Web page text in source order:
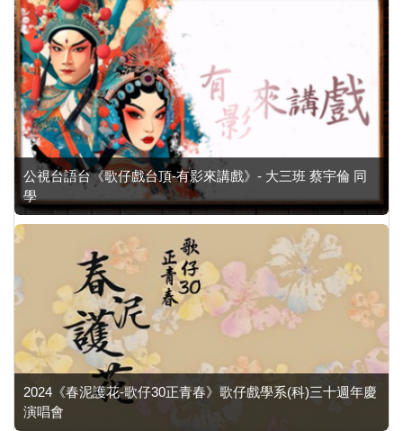
公視台語台《歌仔戲台頂-有影來講戲》- 大三班 蔡宇倫 同
學
2024《春泥護花-歌仔30正青春》歌仔戲學系(科)三十週年慶
演唱會